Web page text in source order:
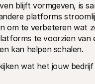
blijft vormgeven, is
platforms
om te verbeteren wat
te voorzien
kan helpen schalen.
wat het jouw bedrijf